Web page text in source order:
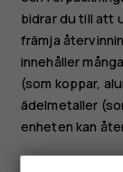
bidrar du till att
främja
innehåller
(som koppar,
ädelmetaller
enheten kan